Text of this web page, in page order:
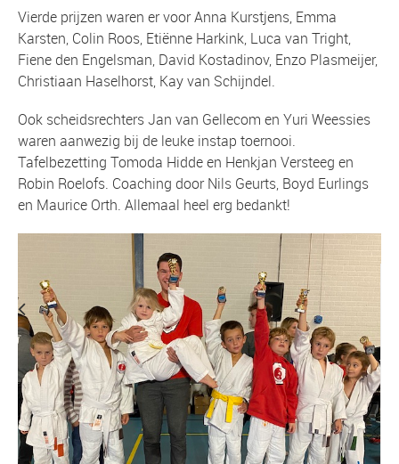
Vierde prijzen waren er voor Anna Kurstjens, Emma
Karsten, Colin Roos, Etiënne Harkink, Luca van Tright,
Fiene den Engelsman, David Kostadinov, Enzo Plasmeijer,
Christiaan Haselhorst, Kay van Schijndel.
Ook scheidsrechters Jan van Gellecom en Yuri Weessies
waren aanwezig bij de leuke instap toernooi.
Tafelbezetting Tomoda Hidde en Henkjan Versteeg en
Robin Roelofs. Coaching door Nils Geurts, Boyd Eurlings
en Maurice Orth. Allemaal heel erg bedankt!